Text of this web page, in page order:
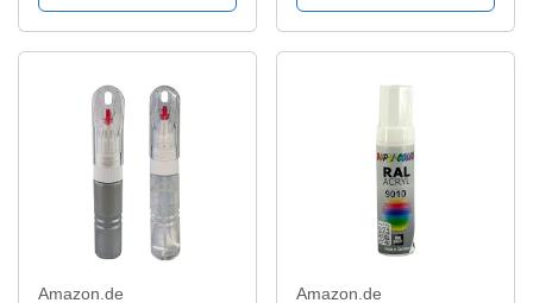
Amazon.de Amazon.de